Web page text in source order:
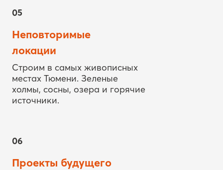
05
Неповторимые
локации
Строим в самых живописных
местах Тюмени. Зеленые
холмы, сосны, озера и горячие
источники.
06
Проекты будущего